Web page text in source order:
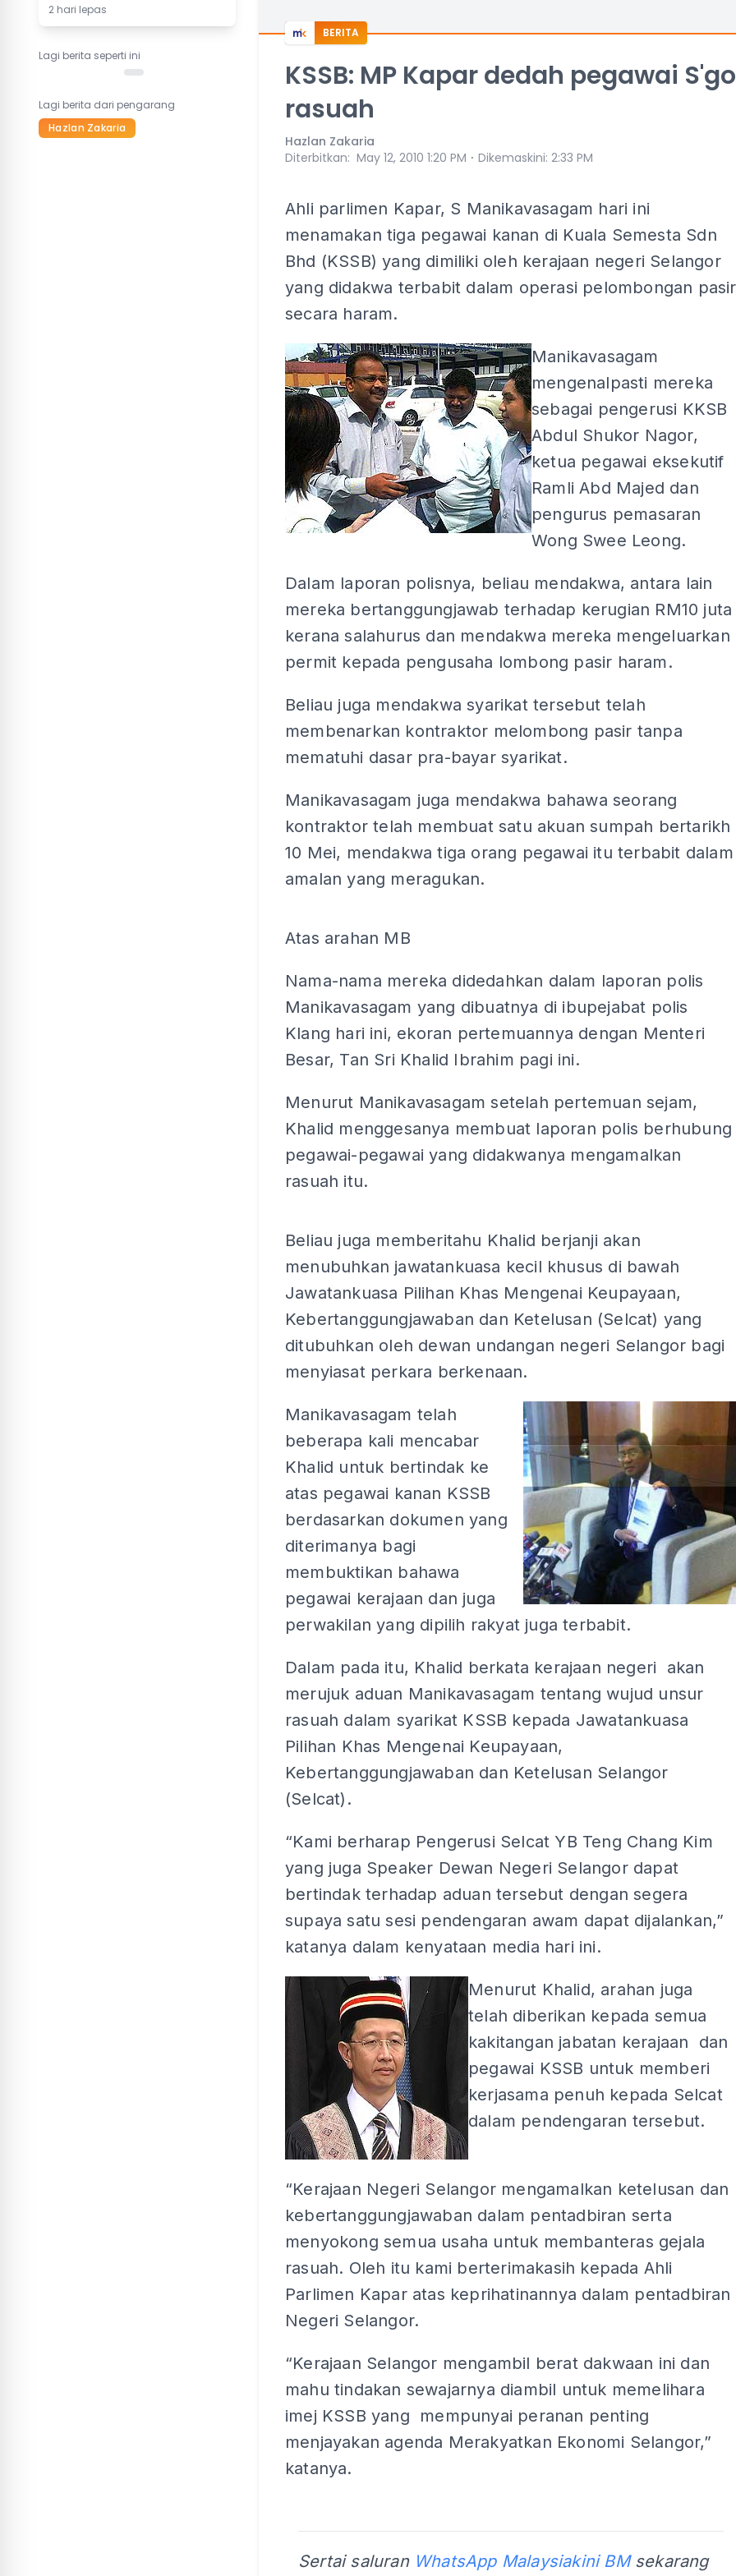
2 hari lepas
Lagi berita seperti ini
Lagi berita dari pengarang
Hazlan Zakaria
BERITA
KSSB: MP Kapar dedah pegawai
rasuah
Hazlan Zakaria
Diterbitkan: May 12, 2010 1:20 PM ⋅ Dikemaskini: 2:33 PM
Ahli parlimen Kapar, S Manikavasagam hari ini
menamakan tiga pegawai kanan di Kuala Semesta Sdn
Bhd (KSSB) yang dimiliki oleh kerajaan negeri Selangor
yang didakwa terbabit dalam operasi pelombongan pasir
secara haram.
Manikavasagam
mengenalpasti mereka
sebagai pengerusi KKSB
Abdul Shukor Nagor,
ketua pegawai eksekutif
Ramli Abd Majed dan
pengurus pemasaran
Wong Swee Leong.
Dalam laporan polisnya, beliau mendakwa, antara lain
mereka bertanggungjawab terhadap kerugian RM10 juta
kerana salahurus dan mendakwa mereka mengeluarkan
permit kepada pengusaha lombong pasir haram.
Beliau juga mendakwa syarikat tersebut telah
membenarkan kontraktor melombong pasir tanpa
mematuhi dasar pra-bayar syarikat.
Manikavasagam juga mendakwa bahawa seorang
kontraktor telah membuat satu akuan sumpah bertarikh
10 Mei, mendakwa tiga orang pegawai itu terbabit dalam
amalan yang meragukan.
Atas arahan MB
Nama-nama mereka didedahkan dalam laporan polis
Manikavasagam yang dibuatnya di ibupejabat polis
Klang hari ini, ekoran pertemuannya dengan Menteri
Besar, Tan Sri Khalid Ibrahim pagi ini.
Menurut Manikavasagam setelah pertemuan sejam,
Khalid menggesanya membuat laporan polis berhubung
pegawai-pegawai yang didakwanya mengamalkan
rasuah itu.
Beliau juga memberitahu Khalid berjanji akan
menubuhkan jawatankuasa kecil khusus di bawah
Jawatankuasa Pilihan Khas Mengenai Keupayaan,
Kebertanggungjawaban dan Ketelusan (Selcat) yang
ditubuhkan oleh dewan undangan negeri Selangor bagi
menyiasat perkara berkenaan.
Manikavasagam telah
beberapa kali mencabar
Khalid untuk bertindak ke
atas pegawai kanan KSSB
berdasarkan dokumen yang
diterimanya bagi
membuktikan bahawa
pegawai kerajaan dan juga
perwakilan yang dipilih rakyat juga terbabit.
Dalam pada itu, Khalid berkata kerajaan negeri akan
merujuk aduan Manikavasagam tentang wujud unsur
rasuah dalam syarikat KSSB kepada Jawatankuasa
Pilihan Khas Mengenai Keupayaan,
Kebertanggungjawaban dan Ketelusan Selangor
(Selcat).
“Kami berharap Pengerusi Selcat YB Teng Chang Kim
yang juga Speaker Dewan Negeri Selangor dapat
bertindak terhadap aduan tersebut dengan segera
supaya satu sesi pendengaran awam dapat dijalankan,”
katanya dalam kenyataan media hari ini.
Menurut Khalid, arahan juga
telah diberikan kepada semua
kakitangan jabatan kerajaan dan
pegawai KSSB untuk memberi
kerjasama penuh kepada Selcat
dalam pendengaran tersebut.
“Kerajaan Negeri Selangor mengamalkan ketelusan dan
kebertanggungjawaban dalam pentadbiran serta
menyokong semua usaha untuk membanteras gejala
rasuah. Oleh itu kami berterimakasih kepada Ahli
Parlimen Kapar atas keprihatinannya dalam pentadbiran
Negeri Selangor.
“Kerajaan Selangor mengambil berat dakwaan ini dan
mahu tindakan sewajarnya diambil untuk memelihara
imej KSSB yang mempunyai peranan penting
menjayakan agenda Merakyatkan Ekonomi Selangor,”
katanya.
Sertai saluran WhatsApp Malaysiakini BMsekarang